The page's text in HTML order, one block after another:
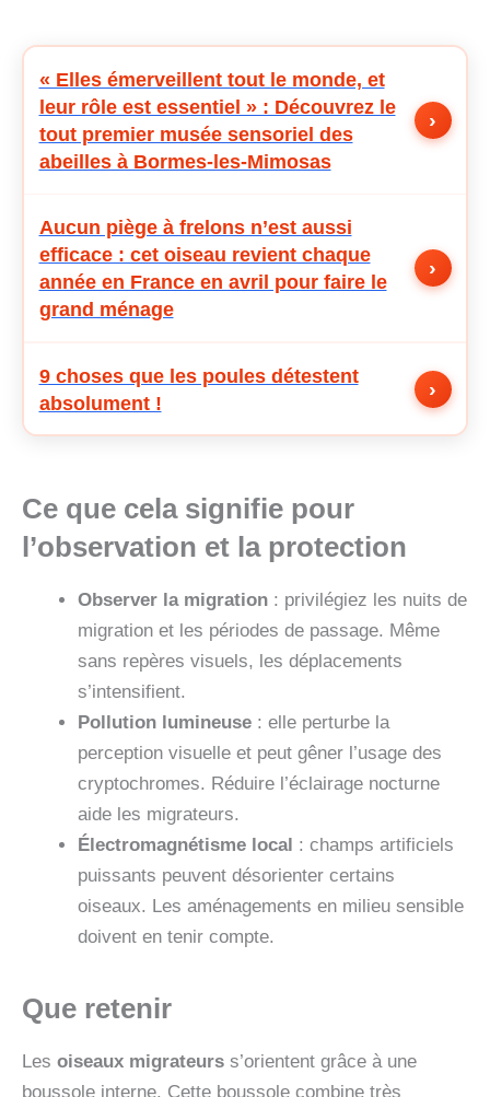
« Elles émerveillent tout le monde, et
leur rôle est essentiel » : Découvrez le
tout premier musée sensoriel des
abeilles à Bormes-les-Mimosas
›
Aucun piège à frelons n’est aussi
efficace : cet oiseau revient chaque
année en France en avril pour faire le
grand ménage
›
9 choses que les poules détestent
absolument !
›
Ce que cela signifie pour
l’observation et la protection
Observer la migration : privilégiez les nuits de
migration et les périodes de passage. Même
sans repères visuels, les déplacements
s’intensifient.
Pollution lumineuse : elle perturbe la
perception visuelle et peut gêner l’usage des
cryptochromes. Réduire l’éclairage nocturne
aide les migrateurs.
Électromagnétisme local : champs artificiels
puissants peuvent désorienter certains
oiseaux. Les aménagements en milieu sensible
doivent en tenir compte.
Que retenir
Les oiseaux migrateurs s’orientent grâce à une
boussole interne. Cette boussole combine très